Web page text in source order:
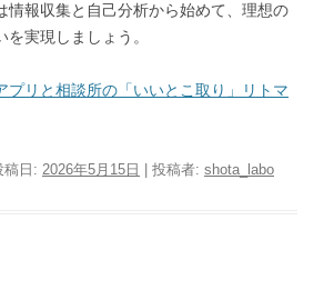
情報収集と自己分析から始めて、理想の
実現しましょう。
プリと相談所の「いいとこ取り」リトマ
稿日: 2026年5月15日 投稿者: shota_labo